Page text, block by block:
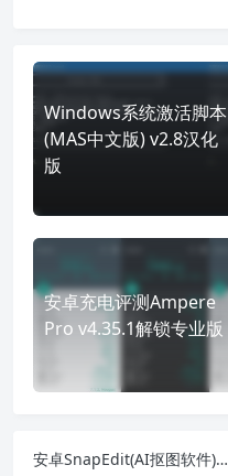
Windows系统激活脚本
(MAS中文版) v2.8汉化
版
安卓充电评测Ampere
Pro v4.35.1解锁专业版
安卓SnapEdit(AI抠图软件) v6.4.4 解锁vip版